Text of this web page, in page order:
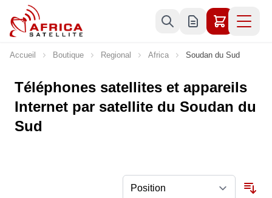
Allez au contenu
Accueil Boutique Regional Africa Soudan du Sud
Téléphones satellites et appareils
Internet par satellite du Soudan du
Sud